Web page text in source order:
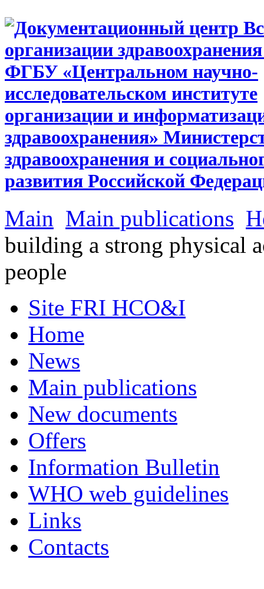
Main Main publications
building a strong physical
people
Site FRI HCO&I
Home
News
Main publications
New documents
Offers
Information Bulletin
WHO web guidelines
Links
Contacts